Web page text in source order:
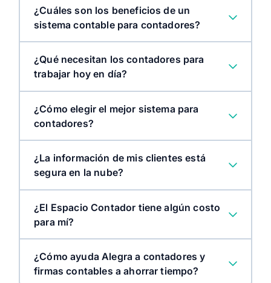
¿Cuáles son los beneficios de un
sistema contable para contadores?
¿Qué necesitan los contadores para
trabajar hoy en día?
¿Cómo elegir el mejor sistema para
contadores?
¿La información de mis clientes está
segura en la nube?
¿El Espacio Contador tiene algún costo
para mí?
¿Cómo ayuda Alegra a contadores y
firmas contables a ahorrar tiempo?